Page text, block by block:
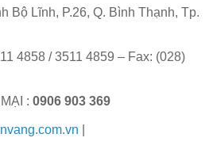
Bộ Lĩnh, P.26, Q. Bình Thạnh, Tp.
4858 / 3511 4859 – Fax: (028)
: 0906 903 369